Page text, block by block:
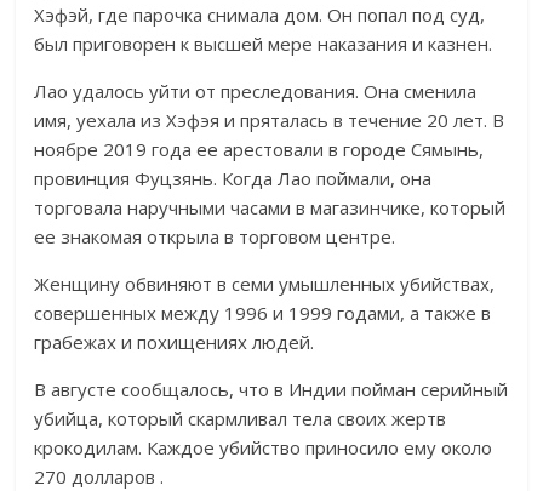
Хэфэй, где парочка снимала дом. Он попал под суд,
был приговорен к высшей мере наказания и казнен.
Лао удалось уйти от преследования. Она сменила
имя, уехала из Хэфэя и пряталась в течение 20 лет. В
ноябре 2019 года ее арестовали в городе Сямынь,
провинция Фуцзянь. Когда Лао поймали, она
торговала наручными часами в магазинчике, который
ее знакомая открыла в торговом центре.
Женщину обвиняют в семи умышленных убийствах,
совершенных между 1996 и 1999 годами, а также в
грабежах и похищениях людей.
В августе сообщалось, что в Индии пойман серийный
убийца, который скармливал тела своих жертв
крокодилам. Каждое убийство приносило ему около
270 долларов .